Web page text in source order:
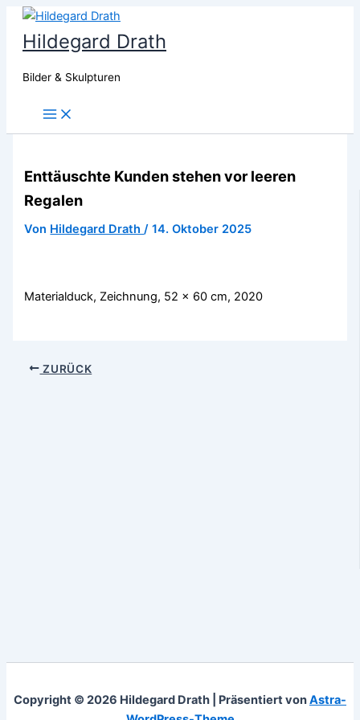
Zum
Inhalt
springen
Hildegard Drath
Bilder & Skulpturen
Main
Menu
Enttäuschte Kunden stehen vor leeren
Regalen
Von Hildegard Drath/14. Oktober 2025
Materialduck, Zeichnung, 52 x 60 cm, 2020
ZURÜCK
Copyright © 2026 Hildegard Drath | Präsentiert vonAstra-